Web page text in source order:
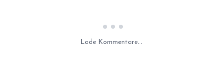
Lade Kommentare...